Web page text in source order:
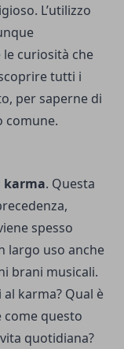
L’utilizzo
curiosità che
tutti i
per saperne di
comune.
karma. Questa
spesso
largo uso anche
brani musicali.
karma? Qual è
questo
quotidiana?